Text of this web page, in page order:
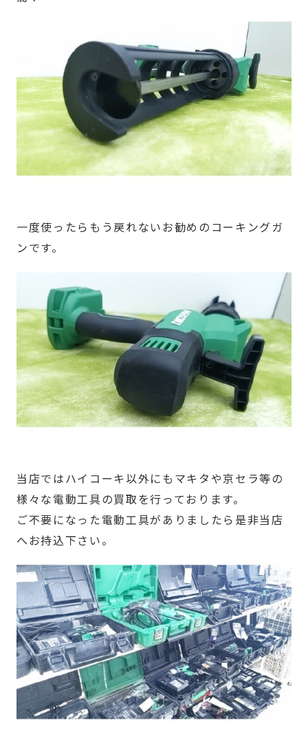
一度使ったらもう戻れないお勧めのコーキングガ
ンです。
当店ではハイコーキ以外にもマキタや京セラ等の
様々な電動工具の買取を行っております。
ご不要になった電動工具がありましたら是非当店
へお持込下さい。